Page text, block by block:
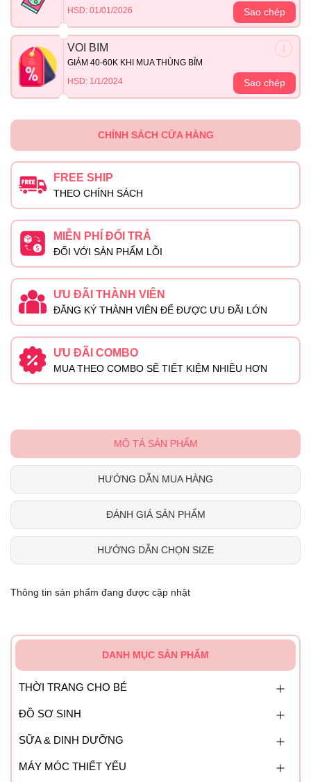
HSD: 01/01/2026
Sao chép
VOI BIM
GIẢM 40-60K KHI MUA THÙNG BỈM
HSD: 1/1/2024
Sao chép
CHÍNH SÁCH CỬA HÀNG
FREE SHIP
THEO CHÍNH SÁCH
MIỄN PHÍ ĐỔI TRẢ
ĐỐI VỚI SẢN PHẨM LỖI
ƯU ĐÃI THÀNH VIÊN
ĐĂNG KÝ THÀNH VIÊN ĐỂ ĐƯỢC ƯU ĐÃI LỚN
ƯU ĐÃI COMBO
MUA THEO COMBO SẼ TIẾT KIỆM NHIỀU HƠN
MÔ TẢ SẢN PHẨM
HƯỚNG DẪN MUA HÀNG
ĐÁNH GIÁ SẢN PHẨM
HƯỚNG DẪN CHỌN SIZE
Thông tin sản phẩm đang được cập nhật
DANH MỤC SẢN PHẨM
THỜI TRANG CHO BÉ
ĐỒ SƠ SINH
SỮA & DINH DƯỠNG
MÁY MÓC THIẾT YẾU